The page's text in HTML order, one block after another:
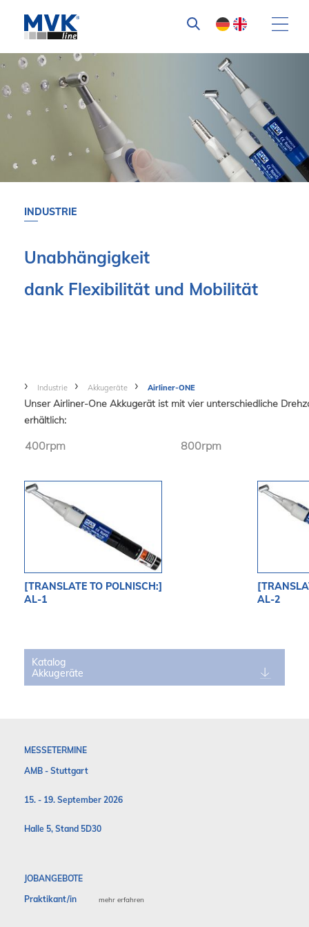
INDUSTRIE
Unabhängigkeit
dank Flexibilität und Mobilität
Industrie Akkugeräte Airliner-ONE
Unser Airliner-One Akkugerät ist mit vier unterschiedliche
erhältlich:
400rpm 800rpm
[TRANSLATE TO POLNISCH:]
AL-1
AL-2
Katalog
Akkugeräte
MESSETERMINE
AMB - Stuttgart
15. - 19. September 2026
Halle 5, Stand 5D30
JOBANGEBOTE
Praktikant/in
mehr erfahren